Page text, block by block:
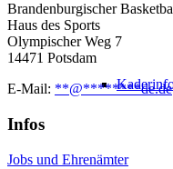
Brandenburgischer
Haus des Sports
Olympischer Weg 7
14471 Potsdam
E-Mail: **@********de.de
Infos
Jobs und Ehrenämter